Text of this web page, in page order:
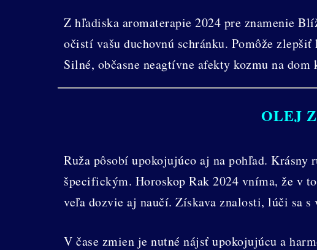
Z hľadiska aromaterapie 2024 pre znamenie
očistí vašu duchovnú schránku. Pomôže
Silné, občasne neagtívne afekty kozmu na
OLEJ
Ruža pôsobí upokojujúco aj na pohľad.
špecifickým. Horoskop Rak 2024 vníma, že v
veľa dozvie aj naučí. Získava znalosti, lúči sa
V čase zmien je nutné nájsť upokojujúcu a